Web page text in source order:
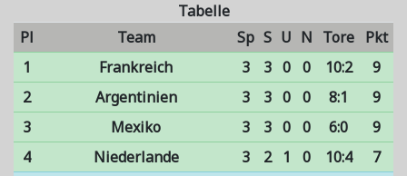
Tabelle
Pl
Team Sp S U N Tore Pkt
1
Frankreich 3 3 0 0 10:2
9
2
Argentinien 3 3 0 0 8:1
9
3
Mexiko 3 3 0 0 6:0
9
4
Niederlande 3 2 1 0 10:4
7